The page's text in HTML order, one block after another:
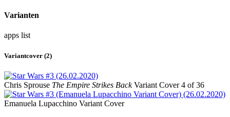
Varianten
apps list
Variantcover (2)
Chris Sprouse The Empire Strikes BackVariant Cover 4 of 36
Emanuela Lupacchino Variant Cover